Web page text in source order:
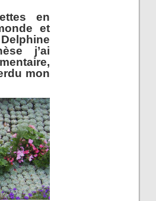
en
et
j’ai
mon